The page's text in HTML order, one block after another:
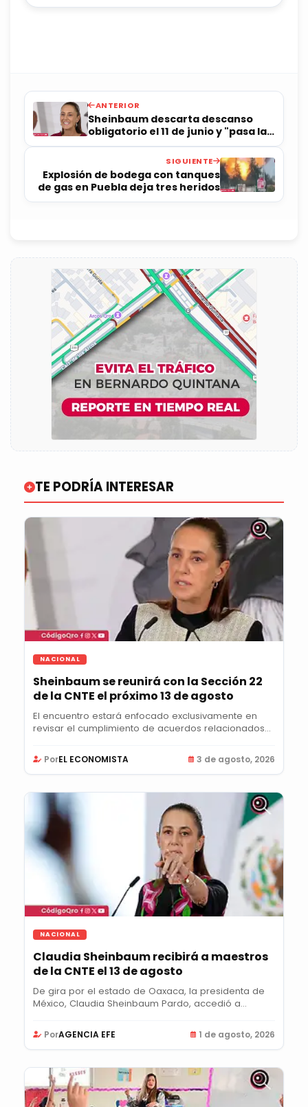
ANTERIOR
Sheinbaum descarta descanso
obligatorio el 11 de junio y "pasa la
pelota" a empresas
SIGUIENTE
Explosión de bodega con tanques
de gas en Puebla deja tres heridos
TE PODRÍA INTERESAR
NACIONAL
Sheinbaum se reunirá con la Sección 22
de la CNTE el próximo 13 de agosto
El encuentro estará enfocado exclusivamente en
revisar el cumplimiento de acuerdos relacionados
PorEL ECONOMISTA 3 de agosto, 2026
NACIONAL
Claudia Sheinbaum recibirá a maestros
de la CNTE el 13 de agosto
De gira por el estado de Oaxaca, la presidenta de
México, Claudia Sheinbaum Pardo, accedió a...
PorAGENCIA EFE 1 de agosto, 2026